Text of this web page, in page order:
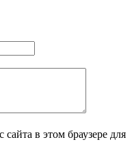
в этом браузере для